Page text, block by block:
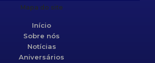
Mapa do site
Início
Sobre nós
Notícias
Aniversários